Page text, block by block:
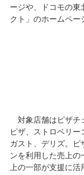
ージや、ドコモの東
クト」のホームペー
対象店舗はピザチ
ピザ、ストロベリー
ガスト、デリズ。ピ
ンを利用した売上の
上の一部が支援に活